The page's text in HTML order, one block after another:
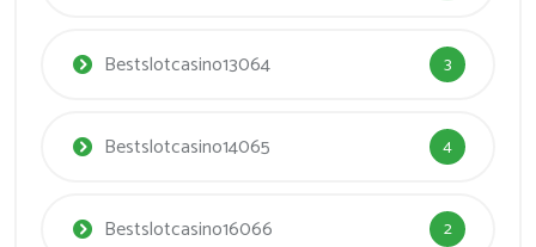
Bestslotcasino13064 3
Bestslotcasino14065 4
Bestslotcasino16066 2